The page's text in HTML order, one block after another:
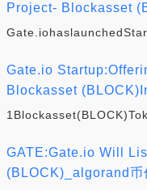
Project- Blockasset
Gate.io
Blockasset
GATE:Gate.io Will
(BLOCK)_algorand币